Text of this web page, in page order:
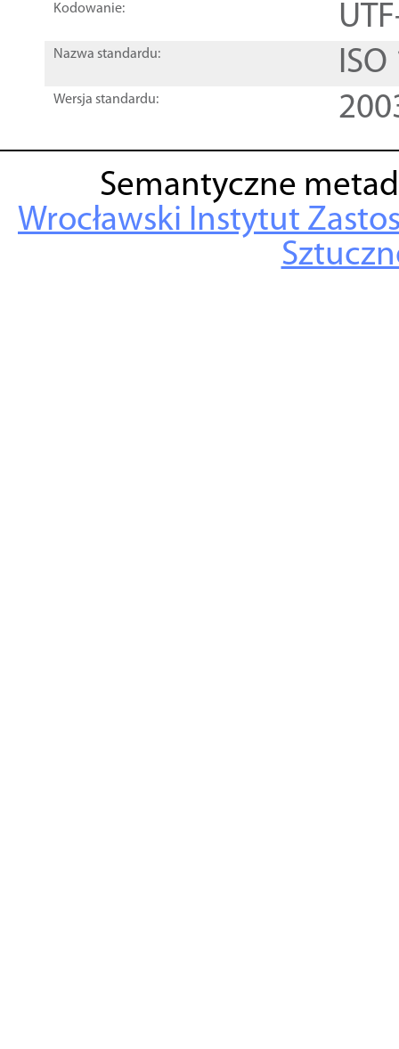
Kodowanie:
Nazwa standardu:
Wersja standardu:
Semantyczne
Wrocławski Instytut